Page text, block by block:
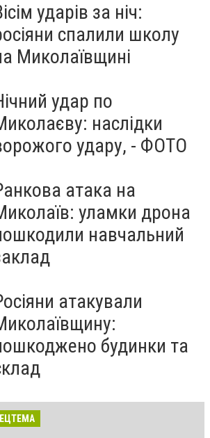
перезавантаження
ПАРТНЕРСЬКИЙ СПЕЦПРОЄКТ
ударів за ніч:
спалили школу
Миколаївщині
удар по
наслідки
удару, - ФОТО
атака на
уламки дрона
навчальний
атакували
будинки та